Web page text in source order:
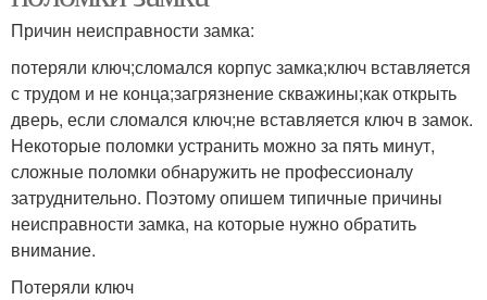
Причин неисправности замка:
потеряли ключ;сломался корпус замка;ключ вставляется
с трудом и не конца;загрязнение скважины;как открыть
дверь, если сломался ключ;не вставляется ключ в замок.
Некоторые поломки устранить можно за пять минут,
сложные поломки обнаружить не профессионалу
затруднительно. Поэтому опишем типичные причины
неисправности замка, на которые нужно обратить
внимание.
Потеряли ключ